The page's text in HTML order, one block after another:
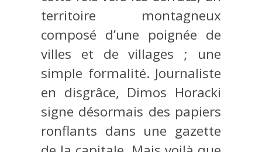
territoire montagneux
composé d’une poignée de
villes et de villages ; une
simple formalité. Journaliste
en disgrâce, Dimos Horacki
signe désormais des papiers
ronflants dans une gazette